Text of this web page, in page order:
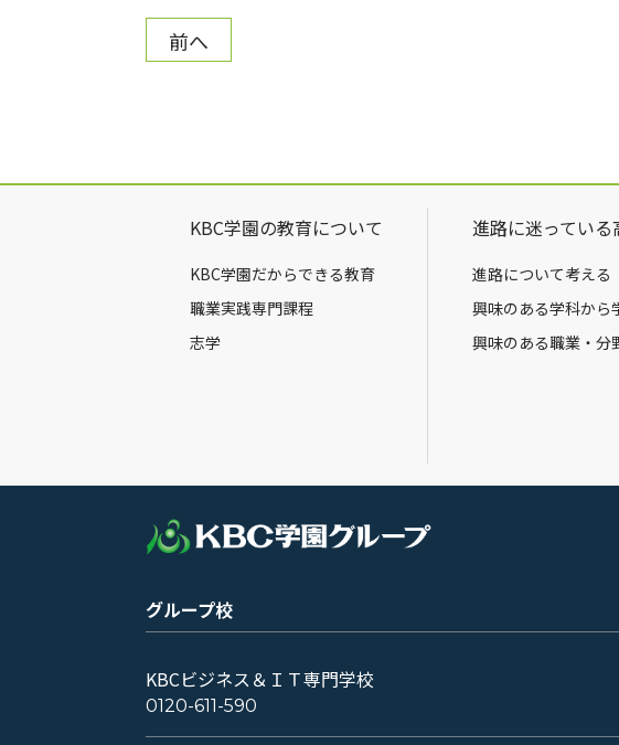
前へ
KBC学園の教育について
KBC学園だからできる教育
職業実践専門課程
志学
進路に迷ってい
進路について考える
興味のある学科から
興味のある職業・分
グループ校
KBCビジネス＆ＩＴ専門学校
0120-611-590